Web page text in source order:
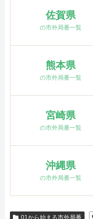
佐賀県
の市外局番一覧
熊本県
の市外局番一覧
宮崎県
の市外局番一覧
沖縄県
の市外局番一覧
01から始まる市外局番